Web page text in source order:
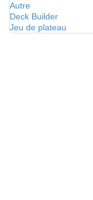
Autre
Deck Builder
Jeu de plateau